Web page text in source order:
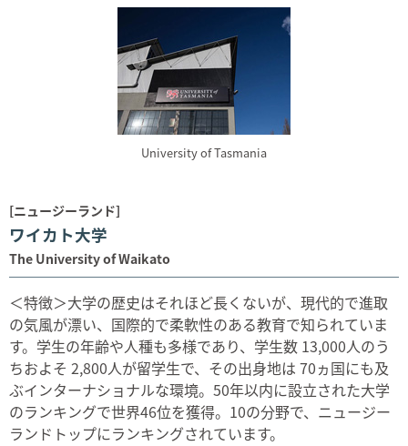
University of Tasmania
[ニュージーランド]
ワイカト大学
The University of Waikato
＜特徴＞大学の歴史はそれほど長くないが、現代的で進取
の気風が漂い、国際的で柔軟性のある教育で知られていま
す。学生の年齢や人種も多様であり、学生数 13,000人のう
ちおよそ 2,800人が留学生で、その出身地は 70ヵ国にも及
ぶインターナショナルな環境。50年以内に設立された大学
のランキングで世界46位を獲得。10の分野で、ニュージー
ランドトップにランキングされています。